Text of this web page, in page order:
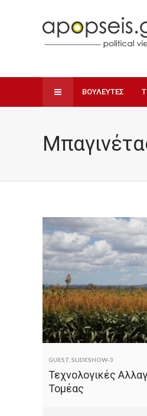
ΒΟΥΛΕΥΤΕΣ
GUEST SLIDESHOW-3
Τεχνολογικές
Τομέας